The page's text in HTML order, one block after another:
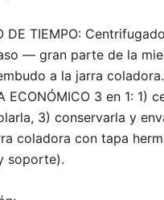
DE TIEMPO:
— gran parte de la
a la jarra coladora.
ECONÓMICO 3 en 1: 1)
3) conservarla y
coladora con tapa
soporte).